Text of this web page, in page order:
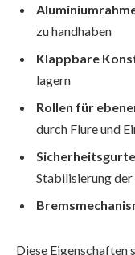
zu handhaben
Klappbare
lagern
Rollen für
durch Flure und
Stabilisierung
Diese Eigenschaften